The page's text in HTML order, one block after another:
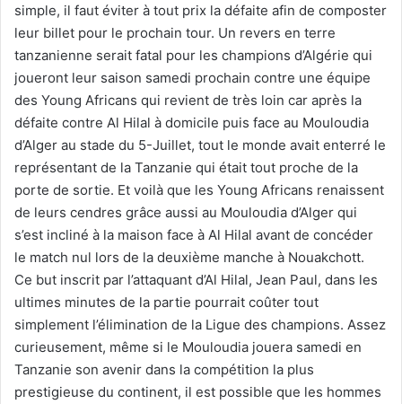
simple, il faut éviter à tout prix la défaite afin de composter
leur billet pour le prochain tour. Un revers en terre
tanzanienne serait fatal pour les champions d’Algérie qui
joueront leur saison samedi prochain contre une équipe
des Young Africans qui revient de très loin car après la
défaite contre Al Hilal à domicile puis face au Mouloudia
d’Alger au stade du 5-Juillet, tout le monde avait enterré le
représentant de la Tanzanie qui était tout proche de la
porte de sortie. Et voilà que les Young Africans renaissent
de leurs cendres grâce aussi au Mouloudia d’Alger qui
s’est incliné à la maison face à Al Hilal avant de concéder
le match nul lors de la deuxième manche à Nouakchott.
Ce but inscrit par l’attaquant d’Al Hilal, Jean Paul, dans les
ultimes minutes de la partie pourrait coûter tout
simplement l’élimination de la Ligue des champions. Assez
curieusement, même si le Mouloudia jouera samedi en
Tanzanie son avenir dans la compétition la plus
prestigieuse du continent, il est possible que les hommes